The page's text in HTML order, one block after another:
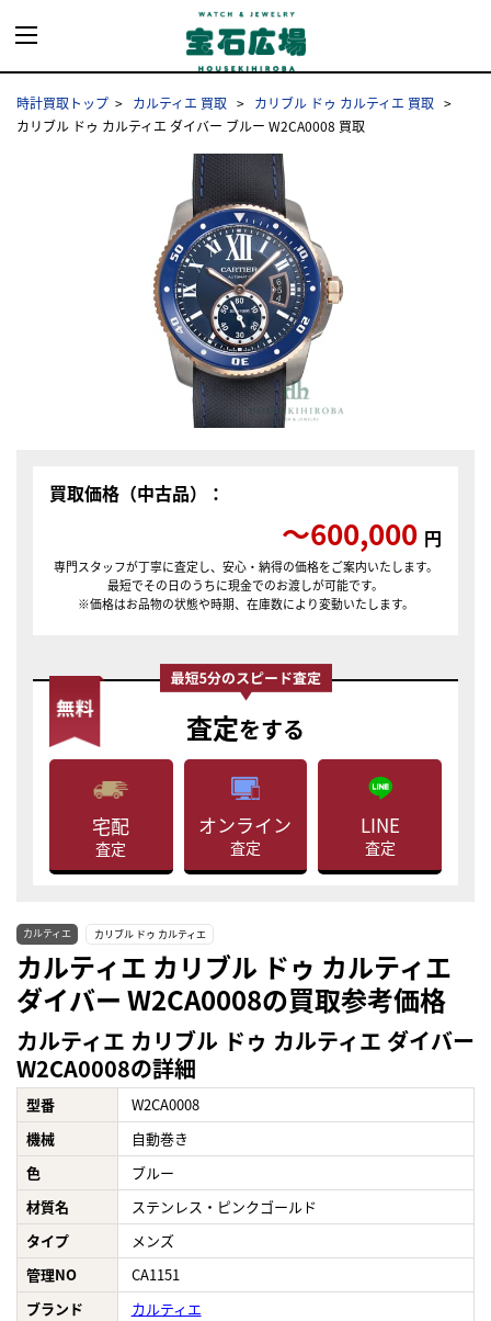
時計買取トップ カルティエ 買取
カリブル ドゥ カルティエ 買取
カリブル ドゥ カルティエ ダイバー ブルー W2CA0008 買取
買取価格（中古品）：
〜600,000 円
専門スタッフが丁寧に査定し、安心・納得の価格をご案内いたします。
最短でその日のうちに現金でのお渡しが可能です。
※価格はお品物の状態や時期、在庫数により変動いたします。
査定をする
宅配
査定
オンライン
査定
LINE
査定
カルティエ カリブル ドゥ カルティエ
カルティエ カリブル ドゥ カルティエ
ダイバー W2CA0008の買取参考価格
カルティエ カリブル ドゥ カルティエ ダイバー
W2CA0008の詳細
型番
W2CA0008
機械
自動巻き
色
ブルー
材質名
ステンレス・ピンクゴールド
タイプ
メンズ
管理NO
CA1151
ブランド
カルティエ